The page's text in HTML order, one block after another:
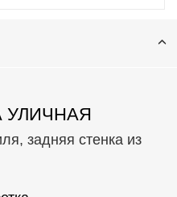
УЛИЧНАЯ
задняя стенка из